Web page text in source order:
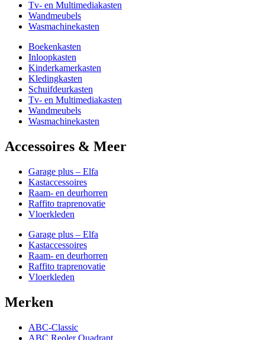
Tv- en Multimediakasten
Wandmeubels
Wasmachinekasten
Boekenkasten
Inloopkasten
Kinderkamerkasten
Kledingkasten
Schuifdeurkasten
Tv- en Multimediakasten
Wandmeubels
Wasmachinekasten
Accessoires & Meer
Garage plus – Elfa
Kastaccessoires
Raam- en deurhorren
Raffito traprenovatie
Vloerkleden
Garage plus – Elfa
Kastaccessoires
Raam- en deurhorren
Raffito traprenovatie
Vloerkleden
Merken
ABC-Classic
ABC Reoler Quadrant